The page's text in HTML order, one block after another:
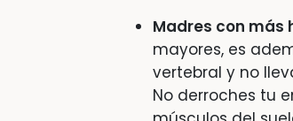
Madres con más
mayores, es
vertebral y no
No derroches tu